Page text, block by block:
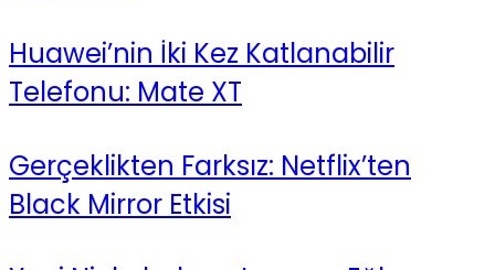
Huawei’nin İki Kez Katlanabilir
Telefonu: Mate XT
Gerçeklikten Farksız: Netflix’ten
Black Mirror Etkisi